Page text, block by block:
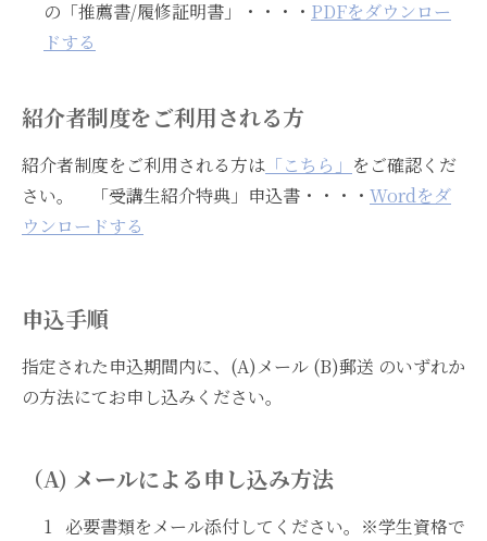
の「推薦書/履修証明書」・・・・ PDFをダウンロー
ドする
紹介者制度をご利用される方
紹介者制度をご利用される方は 「こちら」 をご確認くだ
さい。 「受講生紹介特典」申込書・・・・ Wordをダ
ウンロードする
申込手順
指定された申込期間内に、(A)メール (B)郵送 のいずれか
の方法にてお申し込みください。
（A) メールによる申し込み方法
必要書類をメール添付してください。※学生資格で